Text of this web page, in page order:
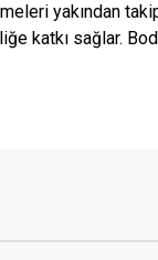
yakından
katkı sağlar.